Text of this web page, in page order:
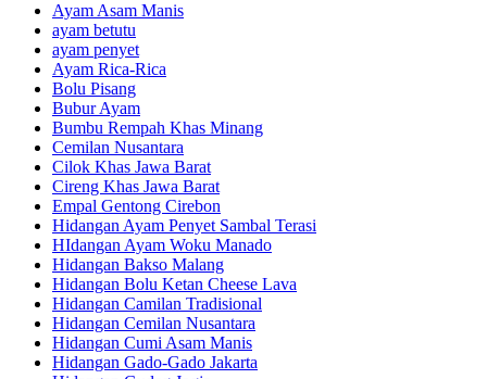
Ayam Asam Manis
ayam betutu
ayam penyet
Ayam Rica-Rica
Bolu Pisang
Bubur Ayam
Bumbu Rempah Khas Minang
Cemilan Nusantara
Cilok Khas Jawa Barat
Cireng Khas Jawa Barat
Empal Gentong Cirebon
Hidangan Ayam Penyet Sambal Terasi
HIdangan Ayam Woku Manado
Hidangan Bakso Malang
Hidangan Bolu Ketan Cheese Lava
Hidangan Camilan Tradisional
Hidangan Cemilan Nusantara
Hidangan Cumi Asam Manis
Hidangan Gado-Gado Jakarta